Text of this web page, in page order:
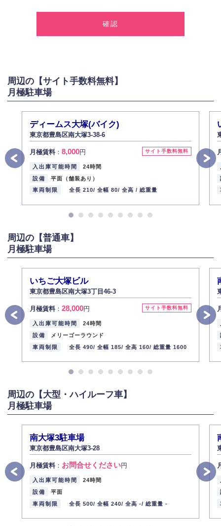
2.個人情報の利用
お問い合わせに対する回答、資料等の送付
採用に関する回答、情報の提供
弊社は取り扱う個人情報の外部への漏洩を防止し、その利用目的に応じて
適切かつ安全に管理します。
4.個人情報の第三者提供
法的義務など正当な理由に基づく要請があった場合を除き、お客様の個人
情報をご本人の同意なく第三者に提供いたしません。
5.個人情報の開示・訂正・削除
お客様ご本人から自己の個人情報開示の請求があった場合、すみやかに開
ん）。
また、個人情報の内容に誤りがあり、ご本人から訂正・追加・削除の請求
6.個人情報管理の社内教育
弊社社員全員が、個人情報の取り扱いについての重要性を理解し、より適
切に管理するよう社内教育を実施してまいります。
代表取締役社長 野口 幸男
周辺の【サイト手数料無料】
月極駐車場
ディームス大塚(バイク)
東京都豊島区南大塚3-38-6
サイト手数料無料
月極賃料： 8,000円
入出庫可能時間
24時間
設備
平面（舗装あり）
車両制限
全長 210/ 全幅 80/ 全高 / 総重量
周辺の【普通車】
月極駐車場
いちご大塚ビル
東京都豊島区南大塚3丁目46-3
サイト手数料無料
月極賃料： 28,000円
入出庫可能時間
24時間
設備
メリーゴーラウンド
車両制限
全長 490/ 全幅 185/ 全高 160/ 総重量 1600
周辺の【大型・ハイルーフ車】
月極駐車場
南大塚3駐車場
東京都豊島区南大塚3-28
月極賃料： お問合せください円
入出庫可能時間
24時間
設備
平面
車両制限
全長 500/ 全幅 240/ 全高 -/ 総重量 -